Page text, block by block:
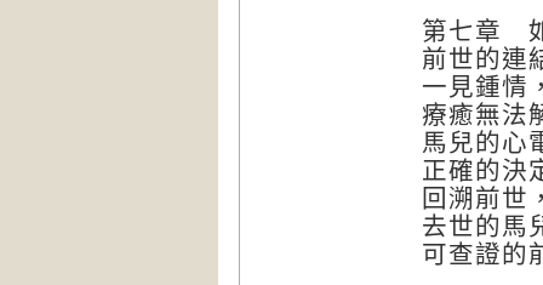
第七章
前世的連
一見鍾情
療癒無法
馬兒的心
正確的決
回溯前世
去世的馬
可查證的